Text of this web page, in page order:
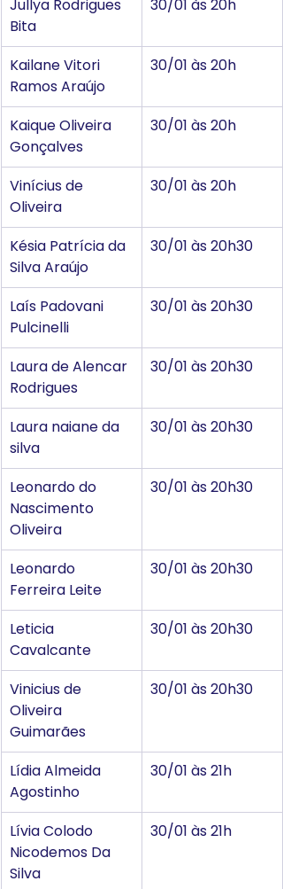
Jullya Rodrigues
Bita
30/01 às 20h
Kailane Vitori
Ramos Araújo
30/01 às 20h
Kaique Oliveira
Gonçalves
30/01 às 20h
Vinícius de
Oliveira
30/01 às 20h
Késia Patrícia da
Silva Araújo
30/01 às 20h30
Laís Padovani
Pulcinelli
30/01 às 20h30
Laura de Alencar
Rodrigues
30/01 às 20h30
Laura naiane da
silva
30/01 às 20h30
Leonardo do
Nascimento
Oliveira
30/01 às 20h30
Leonardo
Ferreira Leite
30/01 às 20h30
Leticia
Cavalcante
30/01 às 20h30
Vinicius de
Oliveira
Guimarães
30/01 às 20h30
Lídia Almeida
Agostinho
30/01 às 21h
Lívia Colodo
Nicodemos Da
Silva
30/01 às 21h